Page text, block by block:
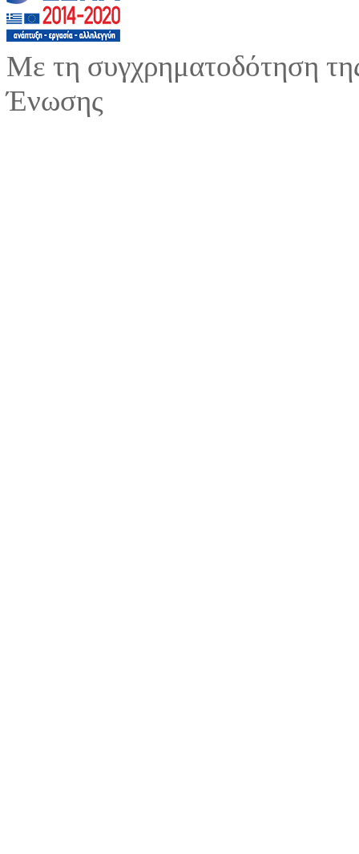
Με τη συγχρηματοδότηση
Ένωσης